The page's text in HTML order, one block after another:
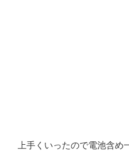
上手くいったので電池含め